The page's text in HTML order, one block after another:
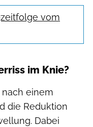
vom
im Knie?
einem
die Reduktion
Dabei